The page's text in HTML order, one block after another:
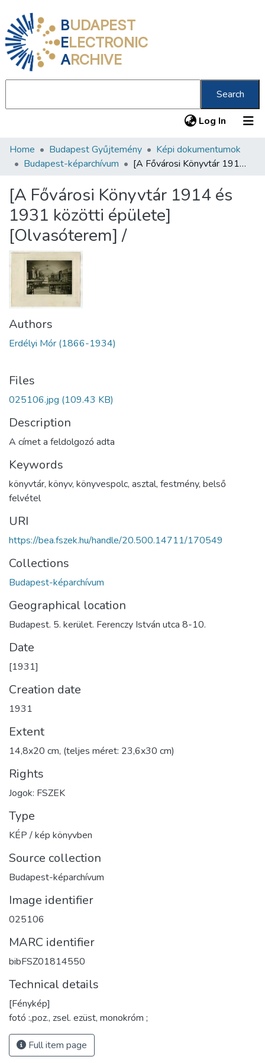
BUDAPEST
ELECTRONIC
ARCHIVE
Search
Log In (current)
Communities & Collections
Statistics
About us
Home Budapest Gyűjtemény
Képi dokumentumok
Budapest-képarchívum
[A Fővárosi Könyvtár 1914 és 1931 közötti épülete] [Olvasóterem] /
[A Fővárosi Könyvtár 1914 és
1931 közötti épülete]
[Olvasóterem] /
Authors
Erdélyi Mór (1866-1934)
Files
025106.jpg (109.43 KB)
Description
A címet a feldolgozó adta
Keywords
könyvtár, könyv, könyvespolc, asztal, festmény, belső
felvétel
URI
https://bea.fszek.hu/handle/20.500.14711/170549
Collections
Budapest-képarchívum
Geographical location
Budapest. 5. kerület. Ferenczy István utca 8-10.
Date
[1931]
Creation date
1931
Extent
14,8x20 cm, (teljes méret: 23,6x30 cm)
Rights
Jogok: FSZEK
Type
KÉP / kép könyvben
Source collection
Budapest-képarchívum
Image identifier
025106
MARC identifier
bibFSZ01814550
Technical details
[Fénykép]
fotó :,poz., zsel. ezüst, monokróm ;
Full item page